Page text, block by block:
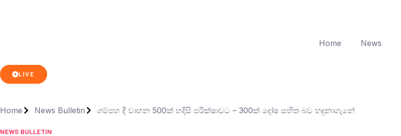
Home News
LIVE
Home News Bulletin ගම්පහ දී වාහන 500ක් හදිසි පරික්ෂාවට – 300ක් දෝෂ සහිත බව හඳුනාගැනේ
NEWS BULLETIN